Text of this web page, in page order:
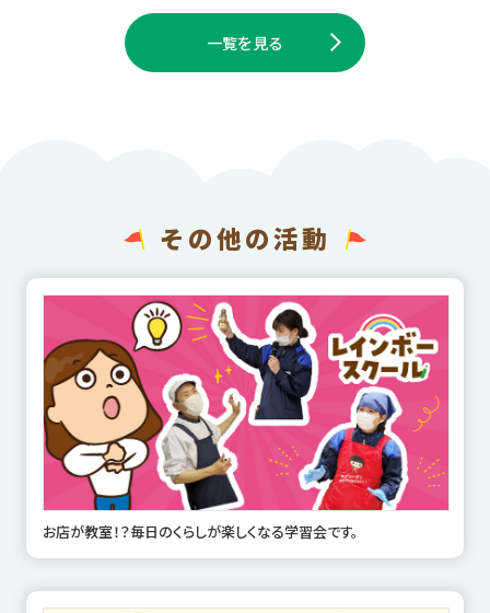
一覧を見る
その他の活動
お店が教室！？毎日のくらしが楽しくなる学習会です。